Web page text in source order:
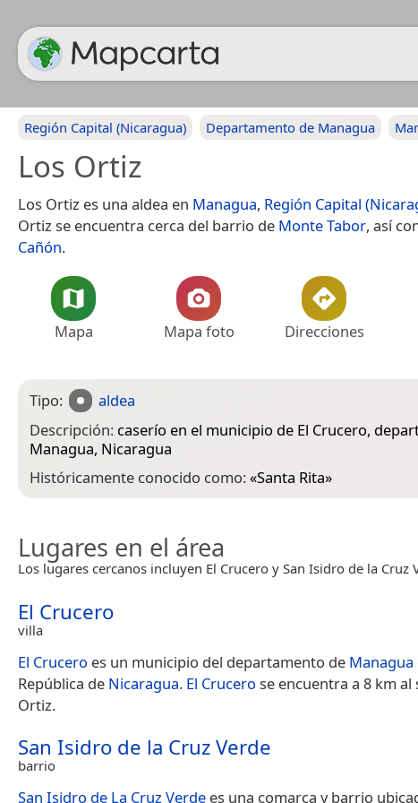
Región Capital (Nicaragua) Departamento de Managua
Los Ortiz
Los Ortiz es una aldea en Managua, Región Capital
Ortiz se encuentra cerca del barrio de Monte Tabor, así
Cañón.
Mapa Mapa foto Direcciones
Tipo:
aldea
Descripción: caserío en el municipio de El Crucero,
Managua, Nicaragua
Históricamente conocido como:«Santa Rita»
Lugares en el área
Los lugares cercanos incluyen El Crucero y San Isidro de la Cruz
El Crucero
villa
El Crucero es un municipio del departamento de Managua
República de Nicaragua. El Crucero se encuentra a 8 km al
Ortiz.
San Isidro de la Cruz Verde
barrio
San Isidro de La Cruz Verde es una comarca y barrio